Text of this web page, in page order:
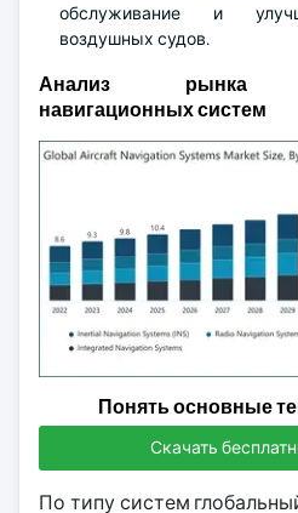
обслуживание и
воздушных судов.
Анализ рынка
навигационных систем
Понять основные
Скачать
По типу систем